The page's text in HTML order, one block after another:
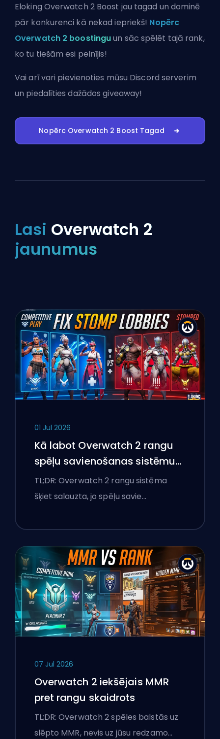
Eloking Overwatch 2 Boost jau tagad un dominē
pār konkurenci kā nekad iepriekš! Nopērc
Overwatch 2 boostinguun sāc spēlēt tajā rank,
ko tu tiešām esi pelnījis!
Vai arī vari pievienoties mūsu Discord serverim
un piedalīties dažādos giveaway!
Nopērc Overwatch 2 Boost Tagad
Lasi Overwatch 2
jaunumus
01 Jul 2026
Kā labot Overwatch 2 rangu
spēļu savienošanas sistēmu
un pārlieku izteiktas spēles
TL;DR: Overwatch 2 rangu sistēma
šķiet salauzta, jo spēļu savie…
07 Jul 2026
Overwatch 2 iekšējais MMR
pret rangu skaidrots
TL;DR: Overwatch 2 spēles balstās uz
slēpto MMR, nevis uz jūsu redzamo…